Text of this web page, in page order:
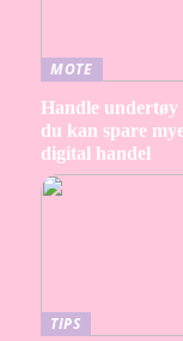
MOTE
Handle undertøy
du kan spare
digital handel
TIPS